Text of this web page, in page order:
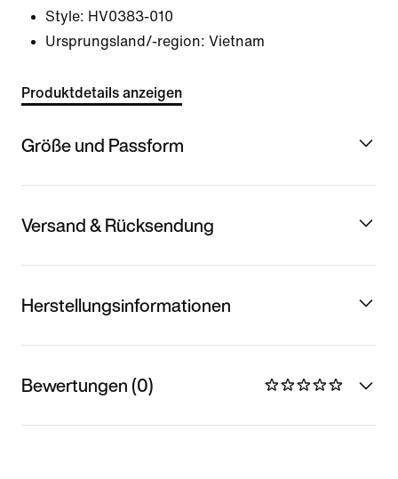
Style: HV0383-010
Ursprungsland/-region: Vietnam
Produktdetails anzeigen
Größe und Passform
Versand & Rücksendung
Herstellungsinformationen
Bewertungen (0)